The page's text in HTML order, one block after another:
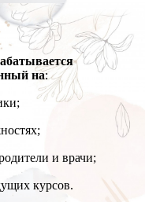
на:
и врачи;
курсов.